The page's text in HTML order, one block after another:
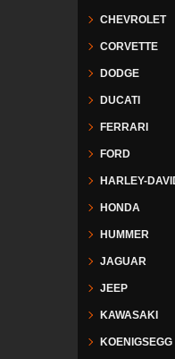
CHEVROLET
CORVETTE
DODGE
DUCATI
FERRARI
FORD
HARLEY-
HONDA
HUMMER
JAGUAR
JEEP
KAWASAKI
KOENIGSEGG